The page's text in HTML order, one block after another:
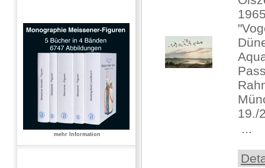
mehr Information
19./
...